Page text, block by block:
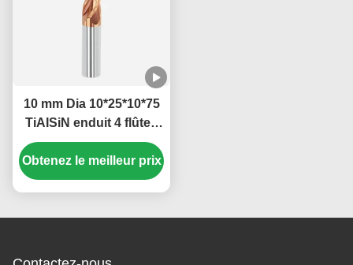
10 mm Dia 10*25*10*75
TiAISiN enduit 4 flûtes
plates Carbide Carré Fin
de moulin Pour l'acier
au carbone alliage
Obtenez le meilleur prix